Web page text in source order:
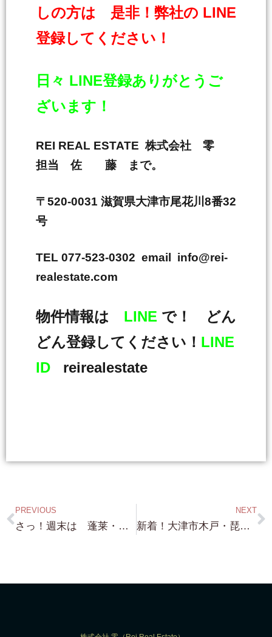
しの方は 是非！弊社の LINE
登録してください！
日々 LINE登録ありがとうご
ざいます！
REI REAL ESTATE 株式会社 零
担当 佐 藤 まで。
〒520-0031 滋賀県大津市尾花川8番32
号
TEL 077-523-0302 email info@rei-
realestate.com
物件情報は LINE で！ どん
どん登録してください！ LINE
ID reirealestate
PREVIOUS
さっ！週末は 蓬莱・琵琶湖浜付き・北小松・琵琶湖浜付き・京都祇園新橋・案内予約頂きありがとうございます！ 高島市はちょっと行けなくて申し訳ございません！
NEXT
新着！大津市木戸・琵琶湖眺望！市街化区域！約101.55坪・建物あり・1,580万円 志賀駅からも徒歩9分 市街化区域の物件ですよ！